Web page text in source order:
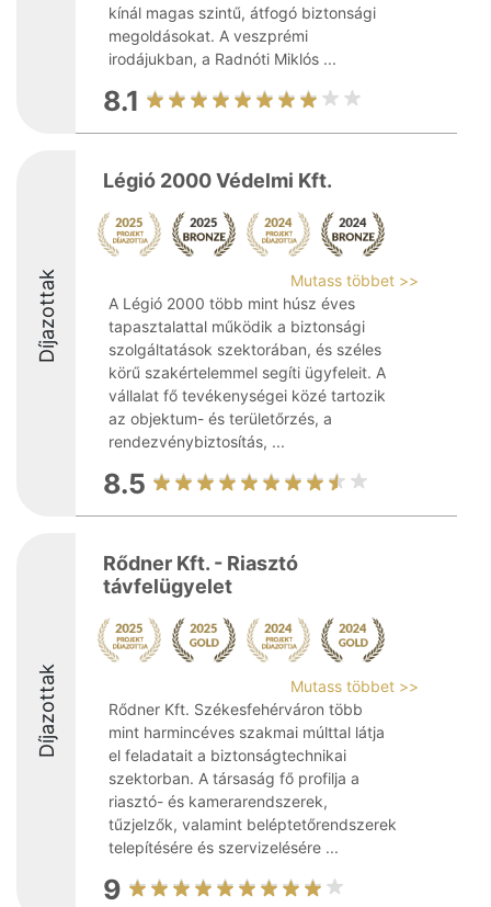
kínál magas szintű, átfogó biztonsági
megoldásokat. A veszprémi
irodájukban, a Radnóti Miklós ...
8.1
Díjazottak
Légió 2000 Védelmi Kft.
Mutass többet >>
A Légió 2000 több mint húsz éves
tapasztalattal működik a biztonsági
szolgáltatások szektorában, és széles
körű szakértelemmel segíti ügyfeleit. A
vállalat fő tevékenységei közé tartozik
az objektum- és területőrzés, a
rendezvénybiztosítás, ...
8.5
Díjazottak
Rődner Kft. - Riasztó
távfelügyelet
Mutass többet >>
Rődner Kft. Székesfehérváron több
mint harmincéves szakmai múlttal látja
el feladatait a biztonságtechnikai
szektorban. A társaság fő profilja a
riasztó- és kamerarendszerek,
tűzjelzők, valamint beléptetőrendszerek
telepítésére és szervizelésére ...
9